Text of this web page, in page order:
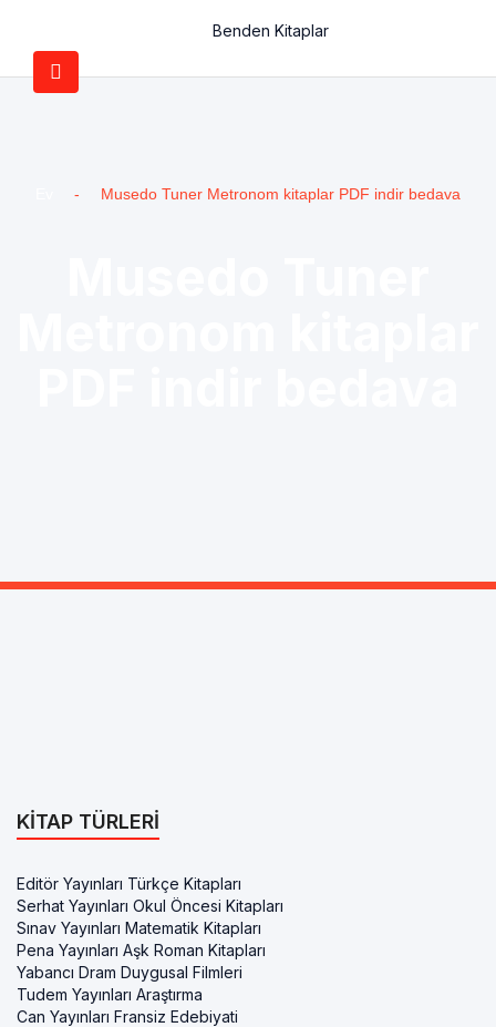
Benden Kitaplar
- Musedo Tuner Metronom kitaplar PDF indir bedava
KITAP TÜRLERI
Editör Yayınları Türkçe Kitapları
Serhat Yayınları Okul Öncesi Kitapları
Sınav Yayınları Matematik Kitapları
Pena Yayınları Aşk Roman Kitapları
Yabancı Dram Duygusal Filmleri
Tudem Yayınları Araştırma
Can Yayınları Fransiz Edebiyati